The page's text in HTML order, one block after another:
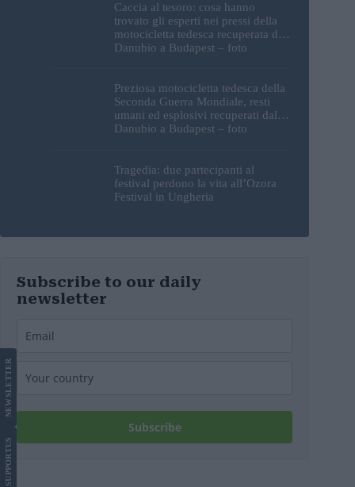
Caccia al tesoro: cosa hanno
trovato gli esperti nei pressi della
motocicletta tedesca recuperata dal
Danubio a Budapest – foto
Preziosa motocicletta tedesca della
Seconda Guerra Mondiale, resti
umani ed esplosivi recuperati dal
Danubio a Budapest – foto
Tragedia: due partecipanti al
festival perdono la vita all’Ozora
Festival in Ungheria
Subscribe to our daily
newsletter
Subscribe
SUPPORT
US
NEWS
LETTER